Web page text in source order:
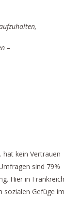
–
hat kein Vertrauen
sind 79%
Hier in Frankreich
sozialen Gefüge im